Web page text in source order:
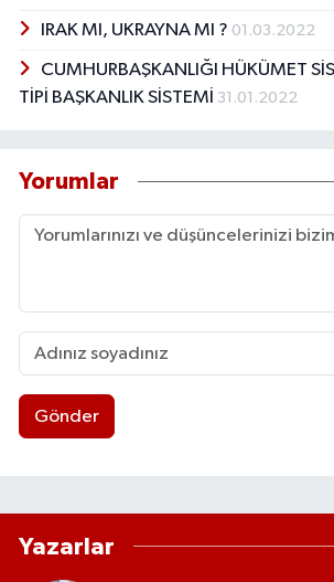
IRAK MI, UKRAYNA MI ? 01.03.2022
CUMHURBAŞKANLIĞI HÜKÜMET
TİPİ BAŞKANLIK SİSTEMİ 31.01.2022
Yorumlar
Gönder
Yazarlar